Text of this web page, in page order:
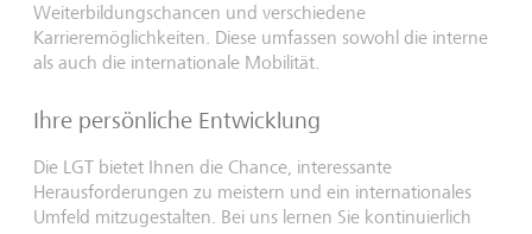
Weiterbildungschancen und verschiedene
Karrieremöglichkeiten. Diese umfassen sowohl die interne
als auch die internationale Mobilität.
Ihre persönliche Entwicklung
Die LGT bietet Ihnen die Chance, interessante
Herausforderungen zu meistern und ein internationales
Umfeld mitzugestalten. Bei uns lernen Sie kontinuierlich